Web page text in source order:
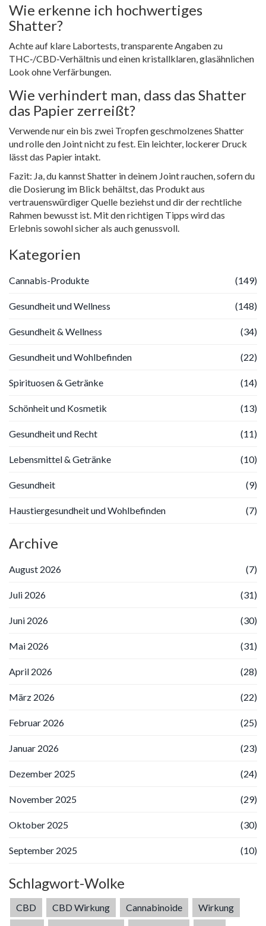
Wie erkenne ich hochwertiges
Shatter?
Achte auf klare Labortests, transparente Angaben zu
THC‑/CBD‑Verhältnis und einen kristallklaren, glasähnlichen
Look ohne Verfärbungen.
Wie verhindert man, dass das Shatter
das Papier zerreißt?
Verwende nur ein bis zwei Tropfen geschmolzenes Shatter
und rolle den Joint nicht zu fest. Ein leichter, lockerer Druck
lässt das Papier intakt.
Fazit: Ja, du kannst Shatter in deinem Joint rauchen, sofern du
die Dosierung im Blick behältst, das Produkt aus
vertrauenswürdiger Quelle beziehst und dir der rechtliche
Rahmen bewusst ist. Mit den richtigen Tipps wird das
Erlebnis sowohl sicher als auch genussvoll.
Kategorien
Cannabis-Produkte (149)
Gesundheit und Wellness (148)
Gesundheit & Wellness (34)
Gesundheit und Wohlbefinden (22)
Spirituosen & Getränke (14)
Schönheit und Kosmetik (13)
Gesundheit und Recht (11)
Lebensmittel & Getränke (10)
Gesundheit (9)
Haustiergesundheit und Wohlbefinden (7)
Archive
August 2026 (7)
Juli 2026 (31)
Juni 2026 (30)
Mai 2026 (31)
April 2026 (28)
März 2026 (22)
Februar 2026 (25)
Januar 2026 (23)
Dezember 2025 (24)
November 2025 (29)
Oktober 2025 (30)
September 2025 (10)
Schlagwort-Wolke
CBD CBD Wirkung Cannabinoide
Wirkung